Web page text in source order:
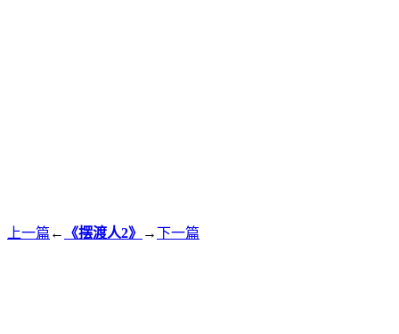
上一篇 ← 《摆渡人2》 →下一篇